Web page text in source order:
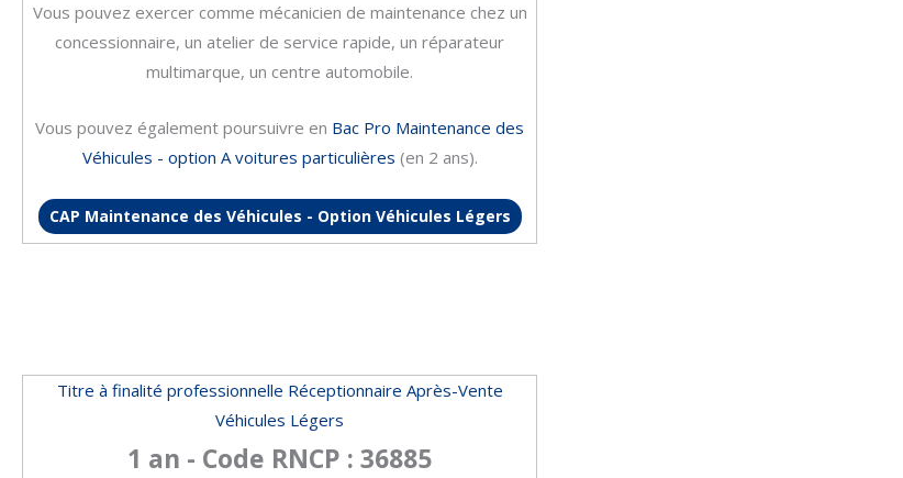
Vous pouvez exercer comme mécanicien de maintenance chez un
concessionnaire, un atelier de service rapide, un réparateur
multimarque, un centre automobile.
Vous pouvez également poursuivre en Bac Pro Maintenance des
Véhicules - option A voitures particulières (en 2 ans).
CAP Maintenance des Véhicules - Option Véhicules Légers
Titre à finalité professionnelle Réceptionnaire Après-Vente
Véhicules Légers
1 an - Code RNCP : 36885